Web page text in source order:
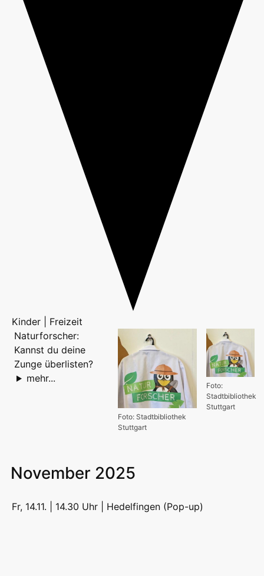
Kinder | Freizeit
Foto:
Stadtbibliothek
Stuttgart
Foto: Stadtbibliothek
Stuttgart
Naturforscher:
Kannst du deine
Zunge überlisten?
mehr...
November 2025
Fr, 14.11. | 14.30 Uhr | Hedelfingen (Pop-up)